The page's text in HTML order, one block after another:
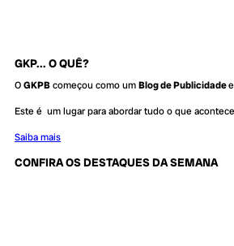
GKP... O QUÊ?
OGKPBcomeçou como umBlog de Publicidade
Este é um lugar para abordar tudo o que
Saiba mais
CONFIRA OS DESTAQUES DA SEMANA